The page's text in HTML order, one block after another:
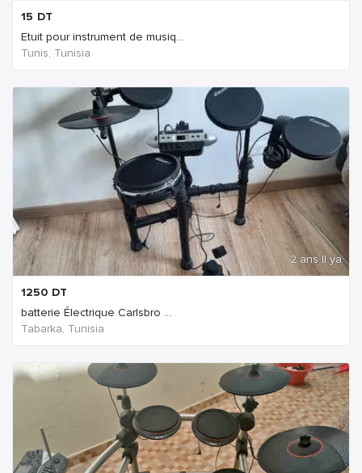
15 DT
Etuit pour instrument de musiq...
Tunis, Tunisia
2 ans Il ya
1250 DT
batterie Électrique Carlsbro ...
Tabarka, Tunisia